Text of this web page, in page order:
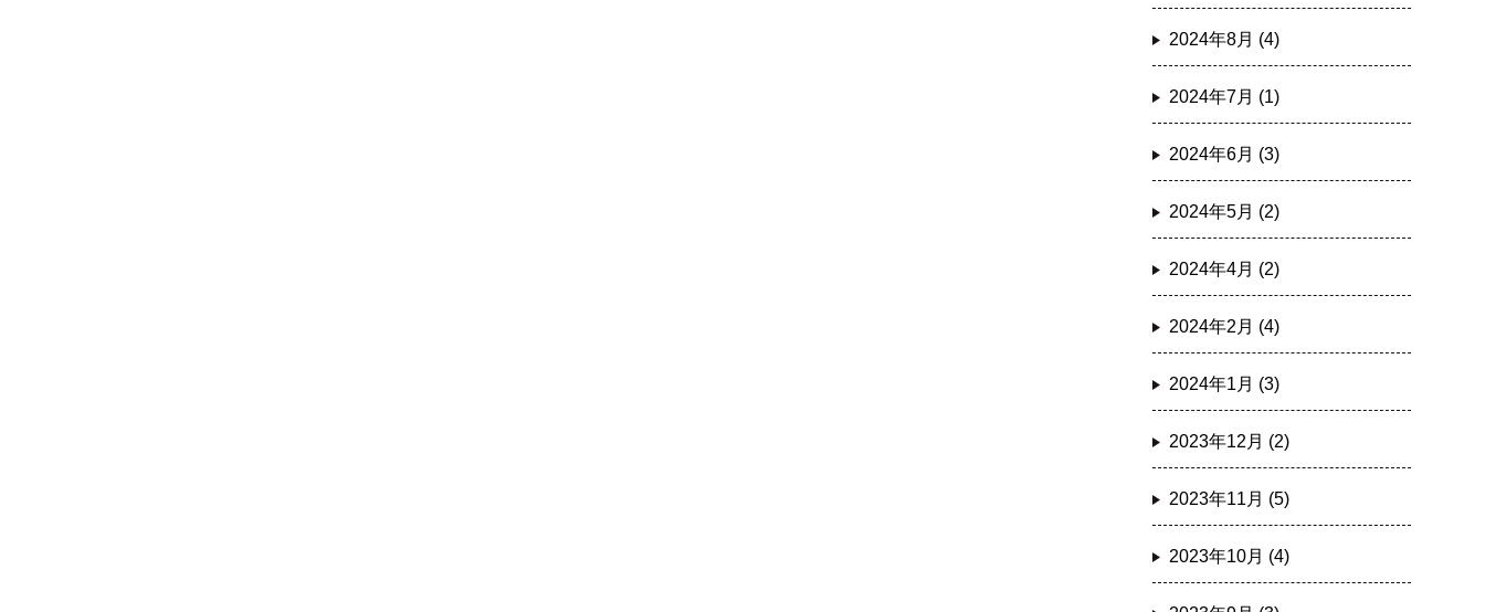
2024年8月 (4)
2024年7月 (1)
2024年6月 (3)
2024年5月 (2)
2024年4月 (2)
2024年2月 (4)
2024年1月 (3)
2023年12月 (2)
2023年11月 (5)
2023年10月 (4)